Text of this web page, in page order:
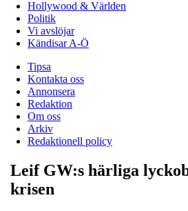
Hollywood & Världen
Politik
Vi avslöjar
Kändisar A-Ö
Tipsa
Kontakta oss
Annonsera
Redaktion
Om oss
Arkiv
Redaktionell policy
Leif GW:s härliga
krisen